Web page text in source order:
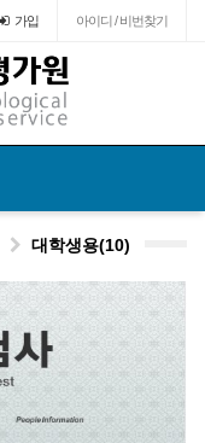
가입 아이디 / 비번찾기
대학생용(10)